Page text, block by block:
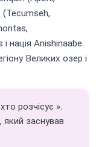
(Tecumseh,
нація Anishinaabe
Великих озер і
розчісує ».
який заснував